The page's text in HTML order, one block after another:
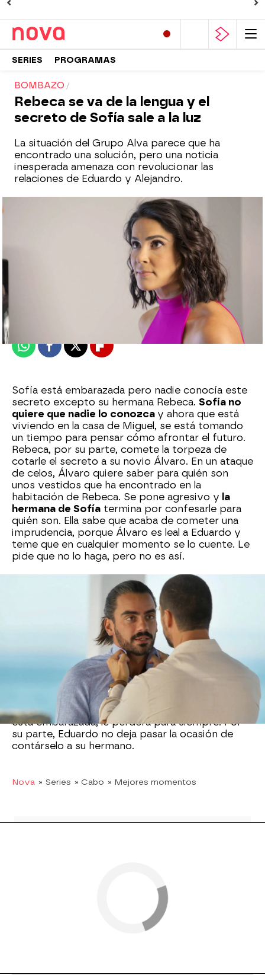
SERIES PROGRAMAS
BOMBAZO
Rebeca se va de la lengua y el
secreto de Sofía sale a la luz
La situación del Grupo Alva parece que ha
encontrado una solución, pero una noticia
inesperada amenaza con revolucionar las
relaciones de Eduardo y Alejandro.
14 de mayo de 2024, 21:33
WhatsappFacebook
X Flipboard
Sofía está embarazada pero nadie conocía este
secreto excepto su hermana Rebeca. Sofía no
quiere que nadie lo conozca y ahora que está
viviendo en la casa de Miguel, se está tomando
un tiempo para pensar cómo afrontar el futuro.
Rebeca, por su parte, comete la torpeza de
cotarle el secreto a su novio Álvaro. En un ataque
de celos, Álvaro quiere saber para quién son
unos vestidos que ha encontrado en la
habitación de Rebeca. Se pone agresivo y la
hermana de Sofía termina por confesarle para
quién son. Ella sabe que acaba de cometer una
imprudencia, porque Álvaro es leal a Eduardo y
teme que en cualquier momento se lo cuente. Le
pide que no lo haga, pero no es así.
Eduardo ve en Rebeca una amenaza y le pide a
Álvaro que se deshaga de ella. Álvaro no quiere y
en ese momento le confiesa lo del embarazo de
. Eduardo se queda de piedra.Tras
procesar la noticia y después de una junta
extraordinaria en la que el Grupo Alva parece
haber despejado sus problemas futuros,
Eduardo le cuenta a Isabela lo que sabe sobre el
embarazo de Sofía. Isabela se indigna. No tiene
el amor de Alejandro, pero intenta que él se
enamore de ella. Si Alejandro descubre que Sofía
está embarazada, le perderá para siempre. Por
su parte, Eduardo no deja pasar la ocasión de
contárselo a su hermano.
Nova » Series » Cabo » Mejores momentos